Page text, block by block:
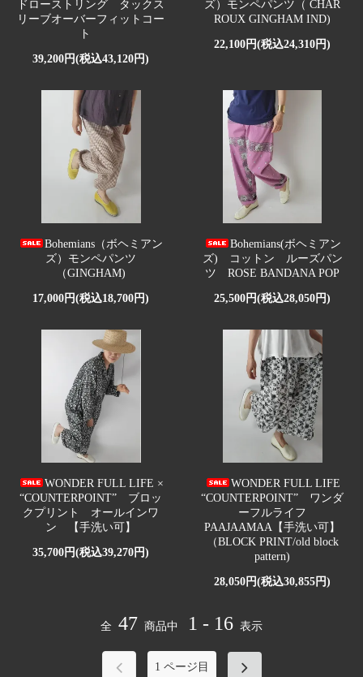
ドローストリング タックス
リーブオーバーフィットコー
ト
39,200円(税込43,120円)
ズ）モンペパンツ（ CHAR
ROUX GINGHAM IND)
22,100円(税込24,310円)
Bohemians（ボヘミアン
ズ）モンペパンツ
（GINGHAM)
17,000円(税込18,700円)
Bohemians(ボヘミアン
ズ) コットン ルーズパン
ツ ROSE BANDANA POP
25,500円(税込28,050円)
WONDER FULL LIFE ×
“COUNTERPOINT” ブロッ
クプリント オールインワ
ン 【手洗い可】
35,700円(税込39,270円)
WONDER FULL LIFE
“COUNTERPOINT” ワンダ
ーフルライフ
PAAJAAMAA【手洗い可】
（BLOCK PRINT/old block
pattern)
28,050円(税込30,855円)
全 47 商品中 1 - 16 表示
1 ページ目